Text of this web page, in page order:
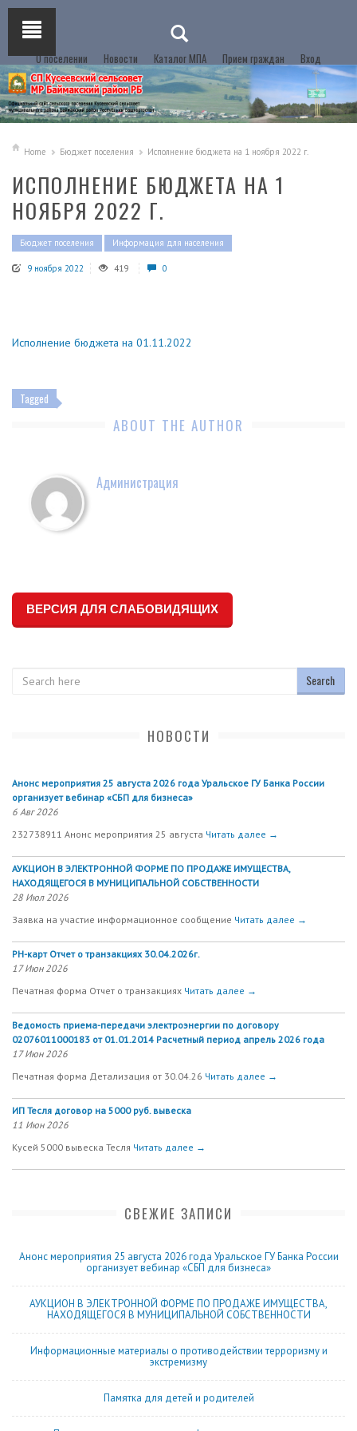
О поселении Новости Каталог МПА Прием граждан Вход
Home Бюджет поселения Исполнение бюджета на 1 ноября 2022 г.
ИСПОЛНЕНИЕ БЮДЖЕТА НА 1
НОЯБРЯ 2022 Г.
Бюджет поселения Информация для населения
9 ноября 2022 419 0
Исполнение бюджета на 01.11.2022
Tagged
ABOUT THE AUTHOR
Администрация
ВЕРСИЯ ДЛЯ СЛАБОВИДЯЩИХ
НОВОСТИ
Анонс мероприятия 25 августа 2026 года Уральское ГУ Банка России
организует вебинар «СБП для бизнеса»
6 Авг 2026
232738911 Анонс мероприятия 25 августа Читать далее →
АУКЦИОН В ЭЛЕКТРОННОЙ ФОРМЕ ПО ПРОДАЖЕ ИМУЩЕСТВА,
НАХОДЯЩЕГОСЯ В МУНИЦИПАЛЬНОЙ СОБСТВЕННОСТИ
28 Июл 2026
Заявка на участие информационное сообщение Читать далее →
РН-карт Отчет о транзакциях 30.04.2026г.
17 Июн 2026
Печатная форма Отчет о транзакциях Читать далее →
Ведомость приема-передачи электроэнергии по договору
02076011000183 от 01.01.2014 Расчетный период апрель 2026 года
17 Июн 2026
Печатная форма Детализация от 30.04.26 Читать далее →
ИП Тесля договор на 5000 руб. вывеска
11 Июн 2026
Кусей 5000 вывеска Тесля Читать далее →
СВЕЖИЕ ЗАПИСИ
Анонс мероприятия 25 августа 2026 года Уральское ГУ Банка России
организует вебинар «СБП для бизнеса»
АУКЦИОН В ЭЛЕКТРОННОЙ ФОРМЕ ПО ПРОДАЖЕ ИМУЩЕСТВА,
НАХОДЯЩЕГОСЯ В МУНИЦИПАЛЬНОЙ СОБСТВЕННОСТИ
Информационные материалы о противодействии терроризму и
экстремизму
Памятка для детей и родителей